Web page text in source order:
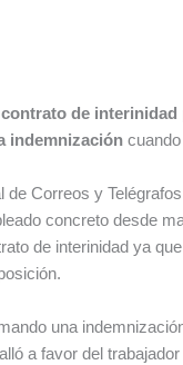
de
indemnización
de Correos y
concreto desde
de interinidad ya
una
a favor del